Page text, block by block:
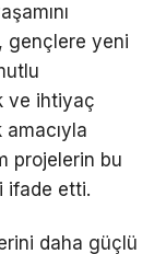
gençlere yeni
ve ihtiyaç
amacıyla
projelerin bu
ifade etti.
daha güçlü